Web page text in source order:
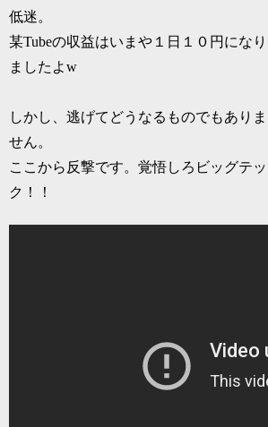
低迷。
某Tubeの収益はいまや１日１０円になり
ましたよw
しかし、逃げてどうなるものでもありま
せん。
ここから反撃です。覚悟しろビッグテッ
ク！！